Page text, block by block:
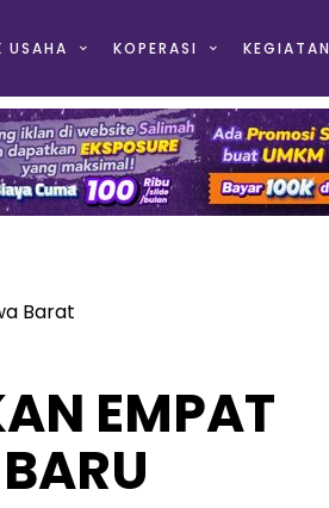
USAHA KOPERASI KEGIATAN
Barat
EMPAT